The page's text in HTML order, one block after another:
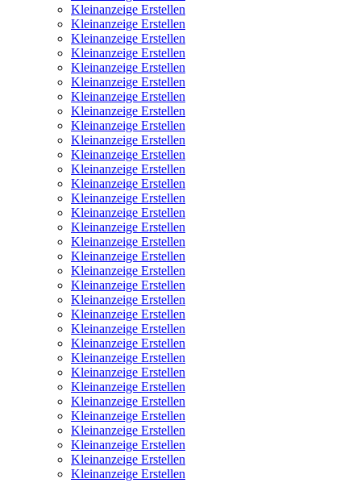
Kleinanzeige Erstellen
Kleinanzeige Erstellen
Kleinanzeige Erstellen
Kleinanzeige Erstellen
Kleinanzeige Erstellen
Kleinanzeige Erstellen
Kleinanzeige Erstellen
Kleinanzeige Erstellen
Kleinanzeige Erstellen
Kleinanzeige Erstellen
Kleinanzeige Erstellen
Kleinanzeige Erstellen
Kleinanzeige Erstellen
Kleinanzeige Erstellen
Kleinanzeige Erstellen
Kleinanzeige Erstellen
Kleinanzeige Erstellen
Kleinanzeige Erstellen
Kleinanzeige Erstellen
Kleinanzeige Erstellen
Kleinanzeige Erstellen
Kleinanzeige Erstellen
Kleinanzeige Erstellen
Kleinanzeige Erstellen
Kleinanzeige Erstellen
Kleinanzeige Erstellen
Kleinanzeige Erstellen
Kleinanzeige Erstellen
Kleinanzeige Erstellen
Kleinanzeige Erstellen
Kleinanzeige Erstellen
Kleinanzeige Erstellen
Kleinanzeige Erstellen